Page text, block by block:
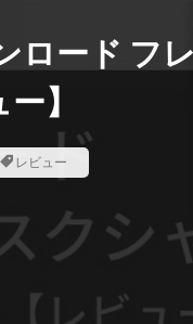
ロード フ
】
レビュー